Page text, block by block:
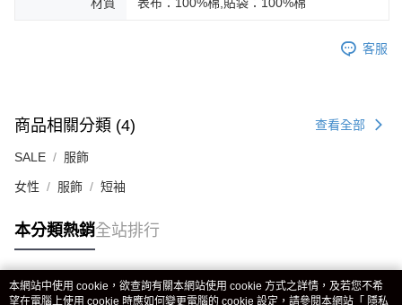
材質 表布：100%棉,貼袋：100%棉
客服
商品相關分類 (4) 查看全部
SALE 服飾
女性 服飾 短袖
本分類熱銷全站排行
熱門標籤
本網站中使用 cookie，欲查詢有關本網站使用 cookie 方式之詳情，及若您不希
望在電腦上使用 cookie 時應如何變更電腦的 cookie 設定，請參閱本網站「 隱私